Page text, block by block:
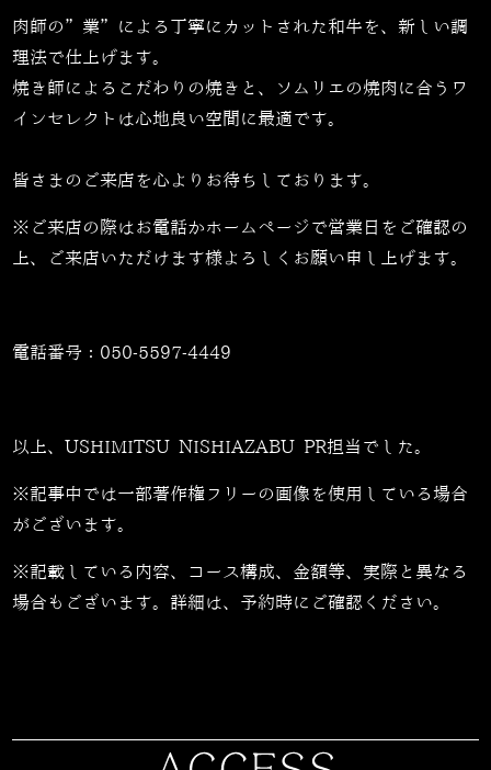
肉師の”業”による丁寧にカットされた和牛を、新しい調
理法で仕上げます。
焼き師によるこだわりの焼きと、ソムリエの焼肉に合うワ
インセレクトは心地良い空間に最適です。
皆さまのご来店を心よりお待ちしております。
※ご来店の際はお電話かホームページで営業日をご確認の
上、ご来店いただけます様よろしくお願い申し上げます。
電話番号： 050-5597-4449
以上、USHIMITSU NISHIAZABU PR担当でした。
※記事中では一部著作権フリーの画像を使用している場合
がございます。
※記載している内容、コース構成、金額等、実際と異なる
場合もございます。詳細は、予約時にご確認ください。